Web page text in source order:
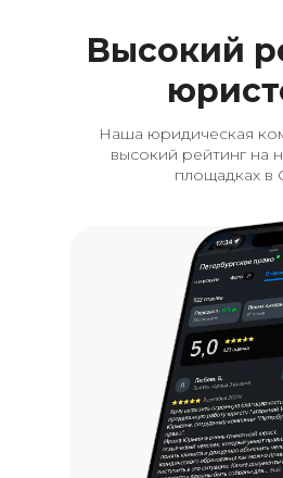
Высокий
Наша юридическая
высокий рейтинг на
площадках в